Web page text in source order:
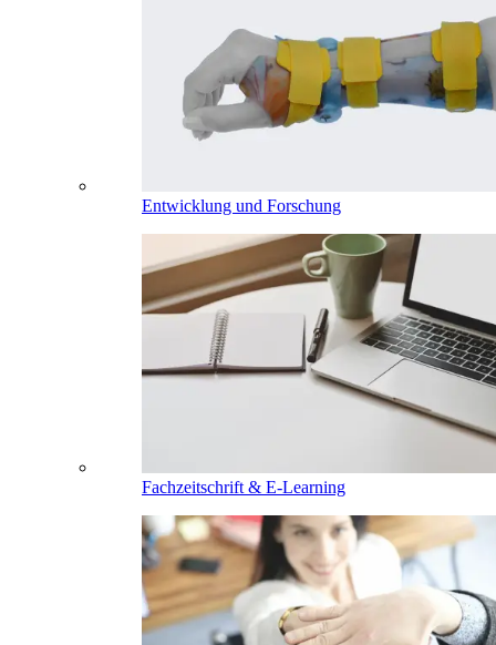
Entwicklung und Forschung
Fachzeitschrift & E-Learning